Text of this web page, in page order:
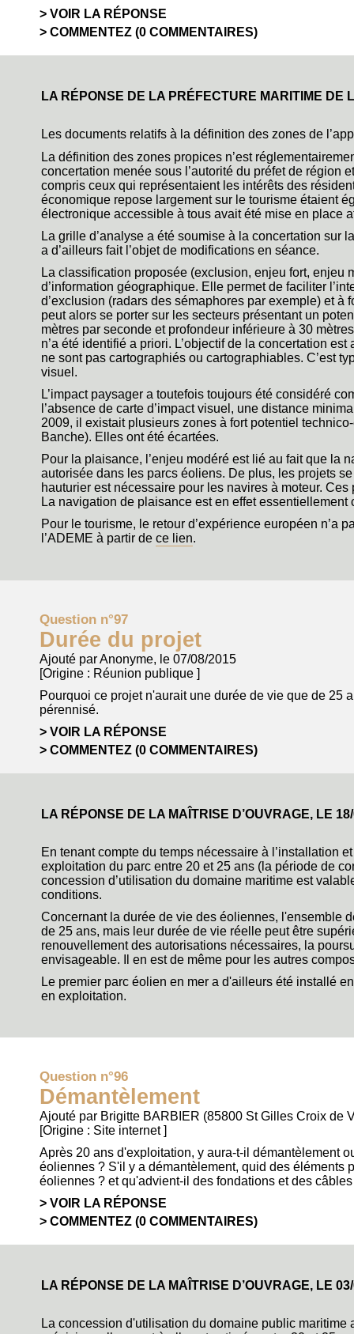
VOIR LA RÉPONSE
COMMENTEZ (0 COMMENTAIRES)
LA RÉPONSE DE LA PRÉFECTURE MARITIME DE
Les documents relatifs à la définition des zones de
La définition des zones propices n’est
concertation menée sous l’autorité du préfet de région
compris ceux qui représentaient les intérêts des
économique repose largement sur le tourisme étaient
électronique accessible à tous avait été mise en place
La grille d’analyse a été soumise à la concertation sur
a d’ailleurs fait l’objet de modifications en séance.
La classification proposée (exclusion, enjeu fort,
d’information géographique. Elle permet de faciliter
d’exclusion (radars des sémaphores par exemple) et
peut alors se porter sur les secteurs présentant un
mètres par seconde et profondeur inférieure à 30
n’a été identifié a priori. L’objectif de la concertation
ne sont pas cartographiés ou cartographiables. C’est
visuel.
L’impact paysager a toutefois toujours été considéré
l’absence de carte d’impact visuel, une distance
2009, il existait plusieurs zones à fort potentiel
Banche). Elles ont été écartées.
Pour la plaisance, l’enjeu modéré est lié au fait que la
autorisée dans les parcs éoliens. De plus, les projets
hauturier est nécessaire pour les navires à moteur.
La navigation de plaisance est en effet essentiellement
Pour le tourisme, le retour d’expérience européen n’a
l’ADEME à partir de ce lien.
Question n°97
Durée du projet
Ajouté par Anonyme, le 07/08/2015
[Origine : Réunion publique ]
Pourquoi ce projet n'aurait une durée de vie que de 25
pérennisé.
VOIR LA RÉPONSE
COMMENTEZ (0 COMMENTAIRES)
LA RÉPONSE DE LA MAÎTRISE D’OUVRAGE, LE
En tenant compte du temps nécessaire à l’installation
exploitation du parc entre 20 et 25 ans (la période de
concession d’utilisation du domaine maritime est
conditions.
Concernant la durée de vie des éoliennes, l'ensemble
de 25 ans, mais leur durée de vie réelle peut être
renouvellement des autorisations nécessaires, la
envisageable. Il en est de même pour les autres
Le premier parc éolien en mer a d'ailleurs été installé
en exploitation.
Question n°96
Démantèlement
Ajouté par Brigitte BARBIER (85800 St Gilles Croix de
[Origine : Site internet]
Après 20 ans d'exploitation, y aura-t-il démantèlement
éoliennes ? S'il y a démantèlement, quid des éléments
éoliennes ? et qu'advient-il des fondations et des
VOIR LA RÉPONSE
COMMENTEZ (0 COMMENTAIRES)
LA RÉPONSE DE LA MAÎTRISE D’OUVRAGE, LE
La concession d'utilisation du domaine public